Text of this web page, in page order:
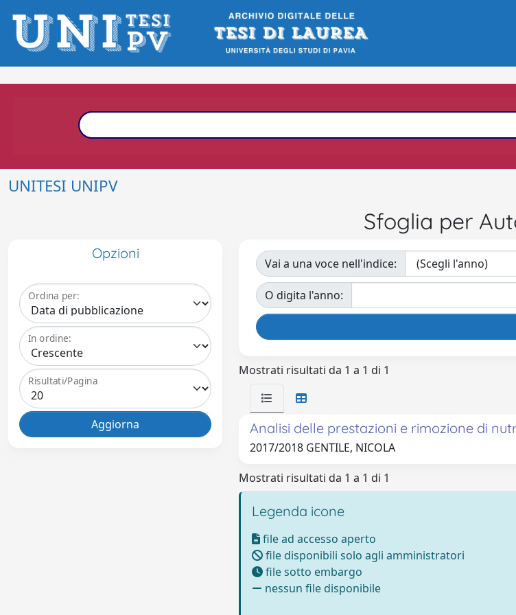
UNITESI UNIPV
Sfoglia per
Opzioni
Ordina per:
In ordine:
Risultati/Pagina
Vai a una voce nell'indice:
O digita l'anno:
Mostrati risultati da 1 a 1 di 1
Analisi delle prestazioni e rimozione di
2017/2018 GENTILE, NICOLA
Mostrati risultati da 1 a 1 di 1
Legenda icone
file ad accesso aperto
file disponibili solo agli amministratori
file sotto embargo
nessun file disponibile